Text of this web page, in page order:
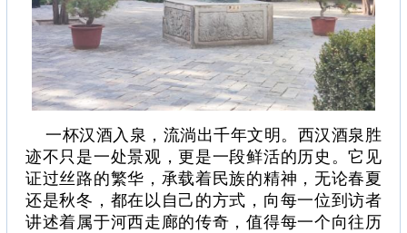
一杯汉酒入泉，流淌出千年文明。西汉酒泉胜
迹不只是一处景观，更是一段鲜活的历史。它见
证过丝路的繁华，承载着民族的精神，无论春夏
还是秋冬，都在以自己的方式，向每一位到访者
讲述着属于河西走廊的传奇，值得每一个向往历